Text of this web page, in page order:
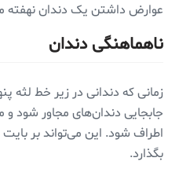
عوارض داشتن یک دندان نهفته
ناهماهنگی دندان
زمانی که دندانی در زیر خط لثه
جابجایی دندان‌های مجاور شود و
اطراف شود. این می‌تواند بر بایت
بگذارد.